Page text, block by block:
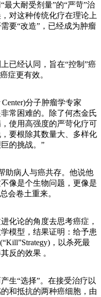
最大耐受剂量”的“严苛”治
对这种传统化疗在理论上
要“改造”，已经成为肿瘤
已经认同，旨在“控制”癌
症更有效。
分子肿瘤学专家
非常困难的。除了何杰金氏
使用高强度的严苛化疗可
要根除其数量大、多样化
的挑战。”
助病人与癌共存。他说他
像是个生物问题，更像是
会卷土重来。
化论的角度去思考癌症，
模型，结果证明：给予患
，以杀死最
反的效果 。
生“选择”。在接受治疗以
和抵抗的两种癌细胞，由